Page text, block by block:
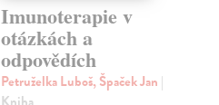
Imunoterapie v
otázkách a
odpovědích
Petruželka Luboš, Špaček Jan |